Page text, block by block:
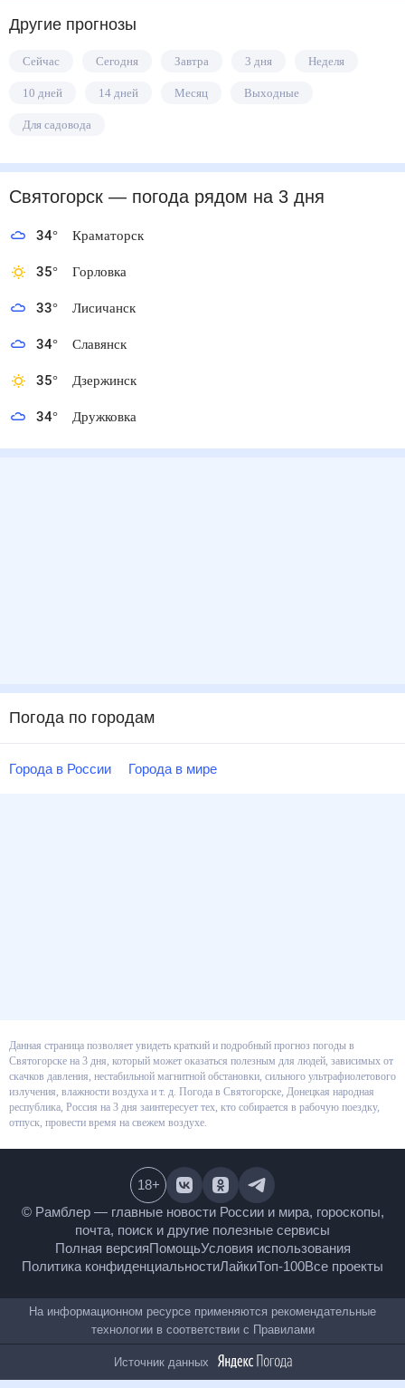
Другие прогнозы
Сейчас Сегодня Завтра 3 дня Неделя
10 дней 14 дней Месяц Выходные
Для садовода
Святогорск — погода рядомна 3 дня
34° Краматорск
35° Горловка
33° Лисичанск
34° Славянск
35° Дзержинск
34° Дружковка
Погода по городам
Города в России Города в мире
Данная страница позволяет увидеть краткий и подробный прогноз
погоды в Святогорске на 3 дня, который может оказаться полезным для
людей, зависимых от скачков давления, нестабильной магнитной
обстановки, сильного ультрафиолетового излучения, влажности воздуха
и т. д. Погода в Святогорске, Донецкая народная республика, Россия на 3
дня заинтересует тех, кто собирается в рабочую поездку, отпуск, провести
© Рамблер — главные новости России и мира,
гороскопы, почта, поиск и другие полезные сервисы
Полная версияПомощьУсловия использования
Все проекты
18+
На информационном ресурсе применяются
рекомендательные технологии в соответствии с